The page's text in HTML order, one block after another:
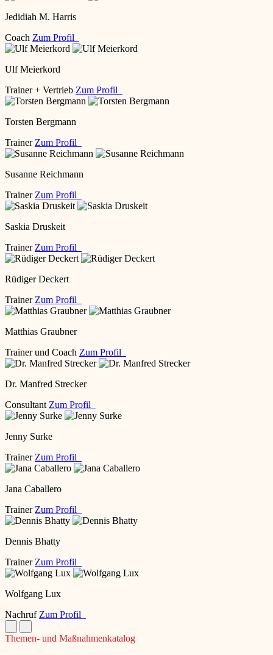
Jedidiah M. Harris
Coach Zum Profil
Ulf Meierkord
Trainer + Vertrieb Zum Profil
Torsten Bergmann
Trainer Zum Profil
Susanne Reichmann
Trainer Zum Profil
Saskia Druskeit
Trainer Zum Profil
Rüdiger Deckert
Trainer Zum Profil
Matthias Graubner
Trainer und Coach Zum Profil
Dr. Manfred Strecker
Consultant Zum Profil
Jenny Surke
Trainer Zum Profil
Jana Caballero
Trainer Zum Profil
Dennis Bhatty
Trainer Zum Profil
Wolfgang Lux
Nachruf Zum Profil
Themen- und Maßnahmenkatalog